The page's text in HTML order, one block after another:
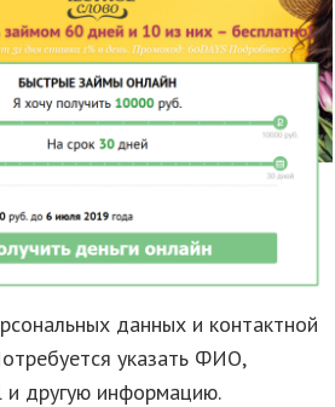
данных и контактной
указать ФИО,
и другую информацию.